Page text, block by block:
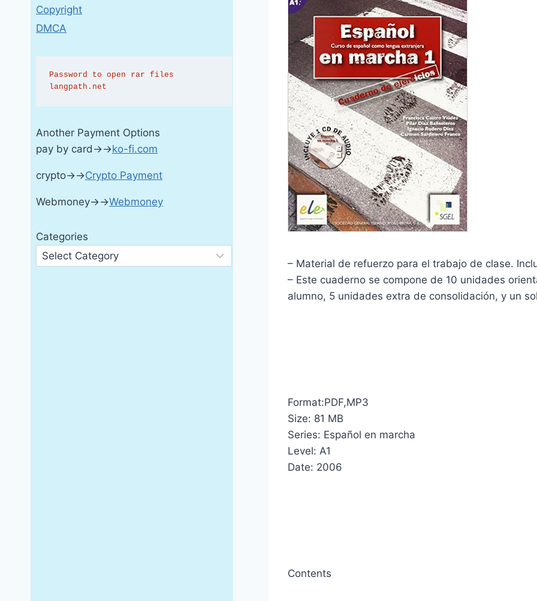
– Material de refuerzo para el trabajo de clase.
– Este cuaderno se compone de 10 unidades
alumno, 5 unidades extra de consolidación, y un
Format:PDF,MP3
Size: 81 MB
Series: Español en marcha
Level: A1
Date: 2006
Contents
Copyright
DMCA
Password to open rar files
langpath.net
Another Payment Options
pay by card→→ko-fi.com
crypto→→Crypto Payment
Webmoney→→Webmoney
Categories